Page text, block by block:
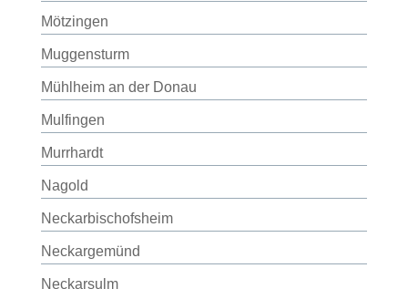
Mötzingen
Muggensturm
Mühlheim an der Donau
Mulfingen
Murrhardt
Nagold
Neckarbischofsheim
Neckargemünd
Neckarsulm